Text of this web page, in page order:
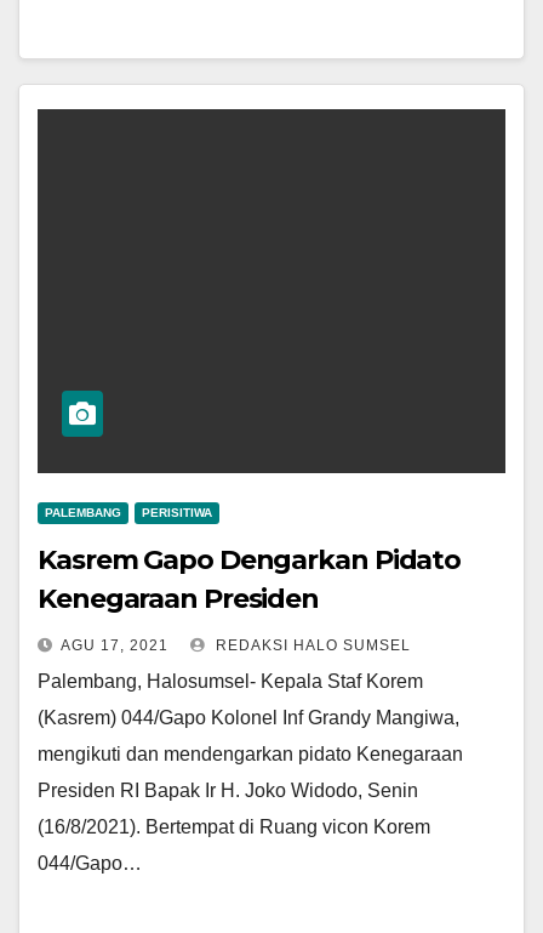
PALEMBANG PERISITIWA
Kasrem Gapo Dengarkan Pidato
Kenegaraan Presiden
AGU 17, 2021 REDAKSI HALO SUMSEL
Palembang, Halosumsel- Kepala Staf Korem
(Kasrem) 044/Gapo Kolonel Inf Grandy Mangiwa,
mengikuti dan mendengarkan pidato Kenegaraan
Presiden RI Bapak Ir H. Joko Widodo, Senin
(16/8/2021). Bertempat di Ruang vicon Korem
044/Gapo…